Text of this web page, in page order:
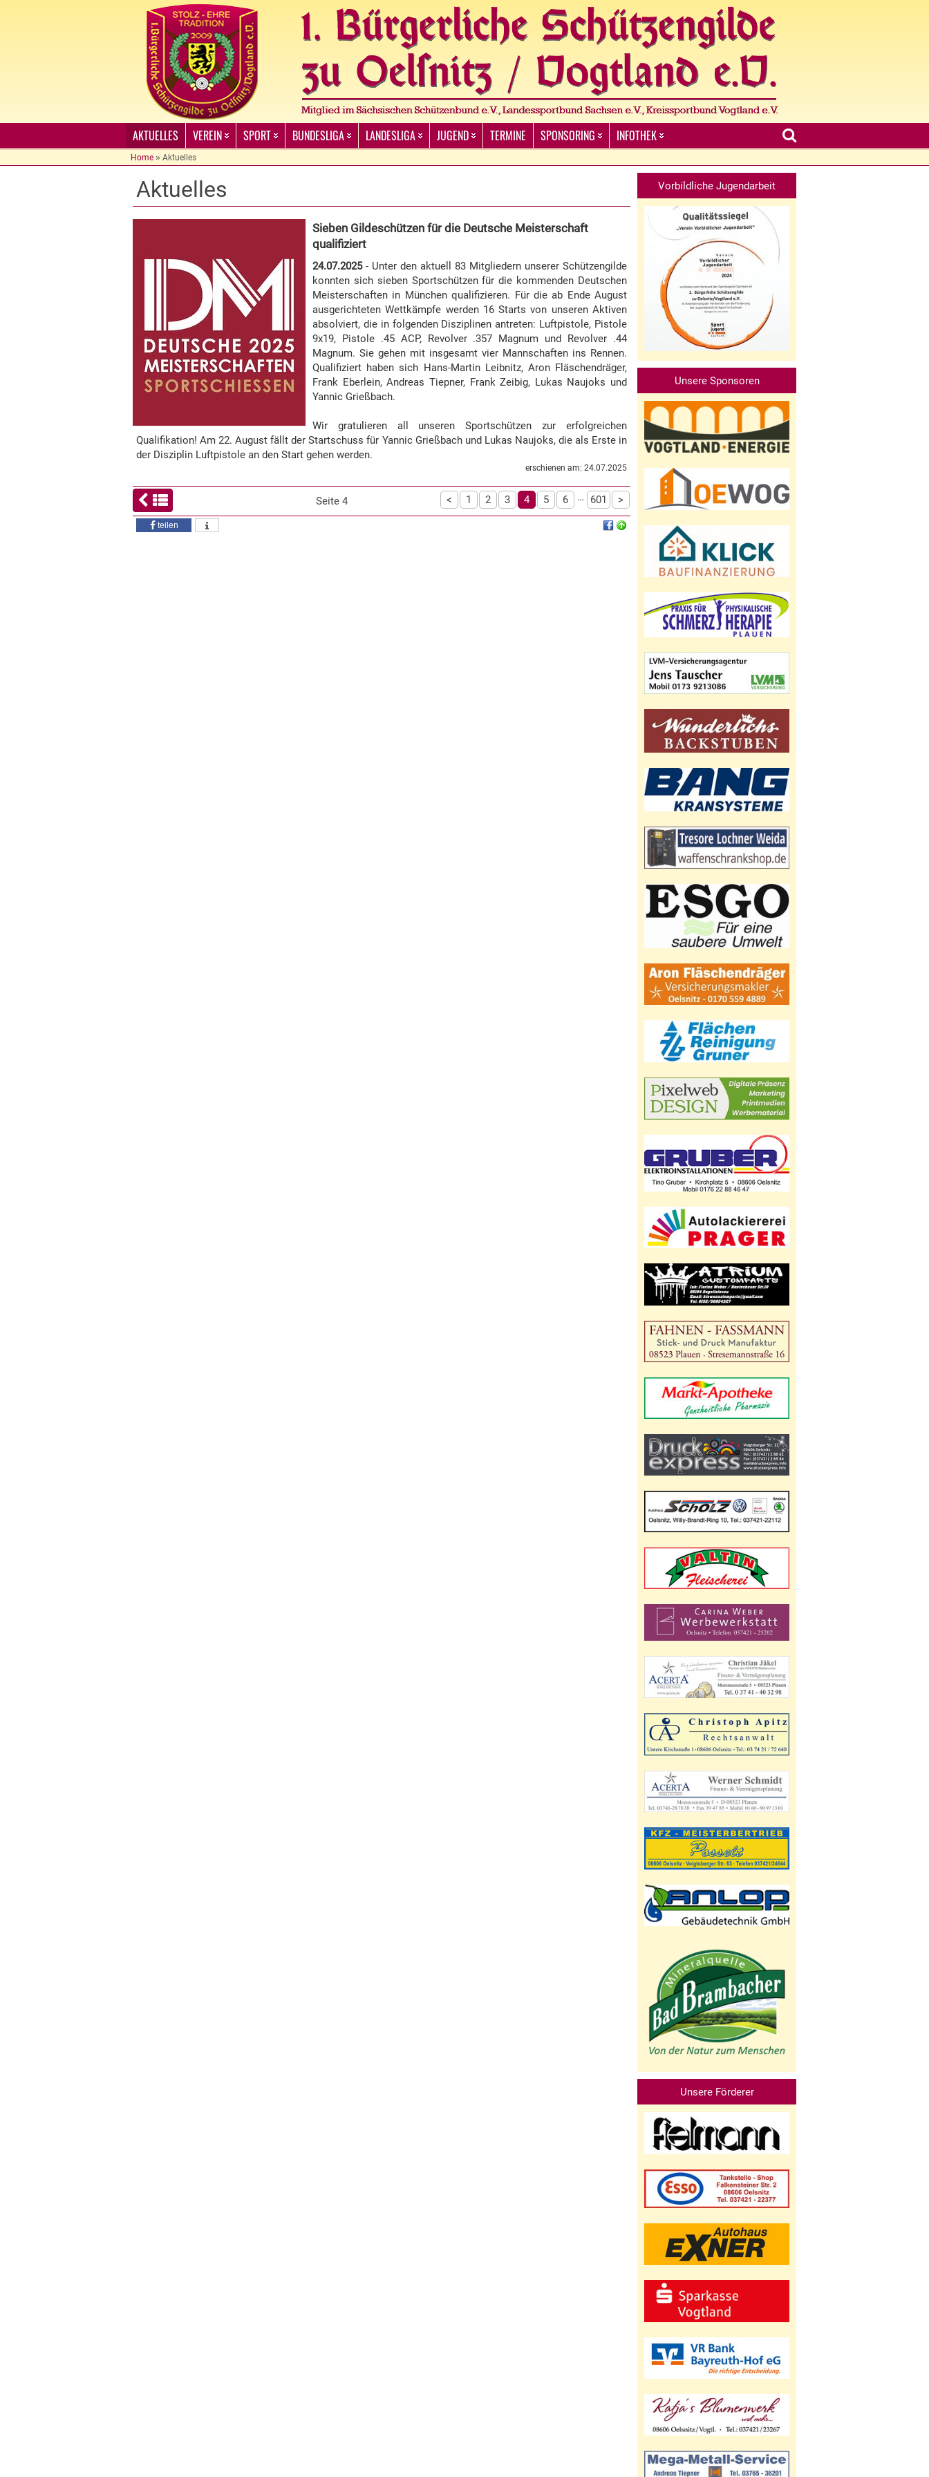
AKTUELLES VEREIN SPORT BUNDESLIGA LANDESLIGA JUGEND TERMINE SPONSORING INFOTHEK
Home » Aktuelles
Aktuelles
Sieben Gildeschützen für die Deutsche Meisterschaft
qualifiziert
24.07.2025- Unter den aktuell 83 Mitgliedern unserer Schützengilde
konnten sich sieben Sportschützen für die kommenden Deutschen
Meisterschaften in München qualifizieren. Für die ab Ende August
ausgerichteten Wettkämpfe werden 16 Starts von unseren Aktiven
absolviert, die in folgenden Disziplinen antreten: Luftpistole, Pistole
9x19, Pistole .45 ACP, Revolver .357 Magnum und Revolver .44
Magnum. Sie gehen mit insgesamt vier Mannschaften ins Rennen.
Qualifiziert haben sich Hans-Martin Leibnitz, Aron Fläschendräger,
Frank Eberlein, Andreas Tiepner, Frank Zeibig, Lukas Naujoks und
Yannic Grießbach.
Wir gratulieren all unseren Sportschützen zur erfolgreichen
Qualifikation! Am 22. August fällt der Startschuss für Yannic Grießbach und Lukas Naujoks, die als Erste in
der Disziplin Luftpistole an den Start gehen werden.
erschienen am: 24.07.2025
Seite 4 < 1 2 3 4 5 6 … 601 >
teilen
Vorbildliche Jugendarbeit
Unsere Sponsoren
Unsere Förderer